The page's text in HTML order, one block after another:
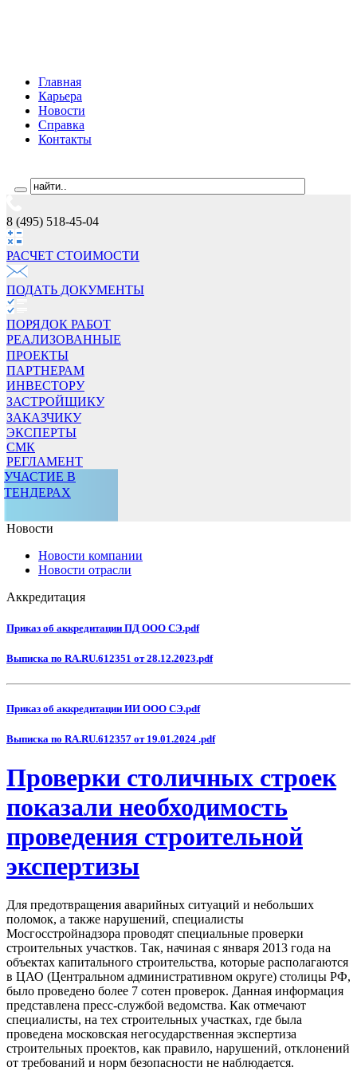
Главная
Карьера
Новости
Справка
Контакты
8 (495) 518-45-04
РАСЧЕТ СТОИМОCТИ
ПОДАТЬ ДОКУМЕНТЫ
ПОРЯДОК РАБОТ
РЕАЛИЗОВАННЫЕ
ПРОЕКТЫ
ПАРТНЕРАМ
ИНВЕСТОРУ
ЗАСТРОЙЩИКУ
ЗАКАЗЧИКУ
ЭКСПЕРТЫ
СМК
РЕГЛАМЕНТ
УЧАСТИЕ В
ТЕНДЕРАХ
Новости
Новости компании
Новости отрасли
Аккредитация
Приказ об аккредитации ПД ООО СЭ.pdf
Выписка по RA.RU.612351 от 28.12.2023.pdf
Приказ об аккредитации ИИ ООО СЭ.pdf
Выписка по RA.RU.612357 от 19.01.2024 .pdf
Проверки столичных строек
показали необходимость
проведения строительной
экспертизы
Для предотвращения аварийных ситуаций и небольших
поломок, а также нарушений, специалисты
Мосгосстройнадзора проводят специальные проверки
строительных участков. Так, начиная с января 2013 года на
объектах капитального строительства, которые располагаются
в ЦАО (Центральном административном округе) столицы РФ,
было проведено более 7 сотен проверок. Данная информация
представлена пресс-службой ведомства. Как отмечают
специалисты, на тех строительных участках, где была
проведена московская негосударственная экспертиза
строительных проектов, как правило, нарушений, отклонений
от требований и норм безопасности не наблюдается.